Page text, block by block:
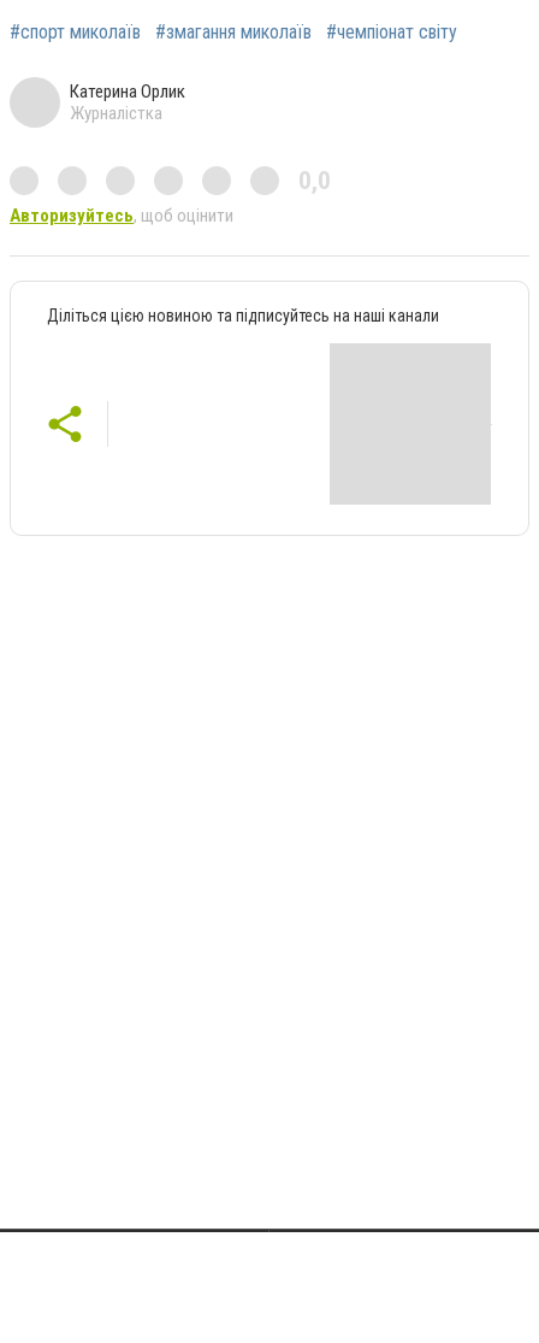
#спорт миколаїв #змагання миколаїв #чемпіонат світу
Катерина Орлик
Журналістка
0,0
Авторизуйтесь, щоб оцінити
Діліться цією новиною та підписуйтесь на наші канали